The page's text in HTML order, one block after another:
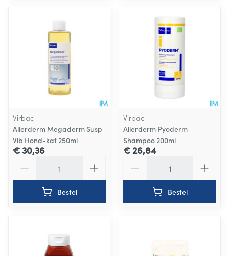
Virbac
Allerderm Megaderm Susp
Vlb Hond-kat 250ml
€ 30,36
Bestel
Virbac
Allerderm Pyoderm
Shampoo 200ml
€ 26,84
Bestel